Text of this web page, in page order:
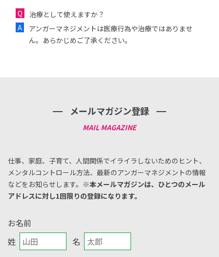
治療として使えますか？
アンガーマネジメントは医療行為や治療ではありませ
ん。あらかじめご了承ください。
メールマガジン登録
仕事、家庭、子育て、人間関係でイライラしないためのヒント、
メンタルコントロール方法、 最新のアンガーマネジメントの情報
などをお知らせします。 ※本メールマガジンは、ひとつのメール
アドレスに対し1回限りの登録になります。
お名前
姓
名